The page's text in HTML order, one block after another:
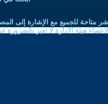
متاحة للجميع مع الإشارة إلى
هيئة الادارة لا تعبر بالضرورة